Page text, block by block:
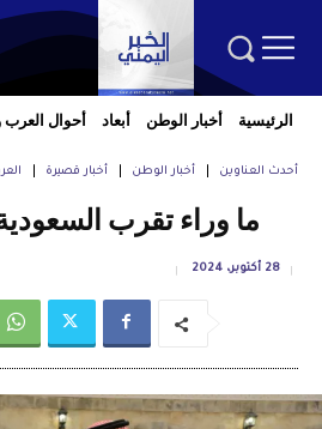
الرئيسية أخبار الوطن أبعاد أحوال العرب
أحدث العناوين أخبار الوطن أخبار قصيرة
ما وراء تقرب
28 أكتوبر، 2024